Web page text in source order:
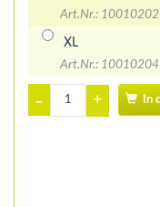
Art.Nr.: 10010202
XL
Art.Nr.: 10010204
– + In